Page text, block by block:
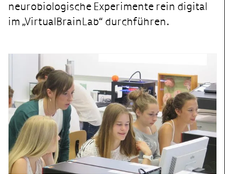
neurobiologische Experimente rein digital
im „VirtualBrainLab“ durchführen.